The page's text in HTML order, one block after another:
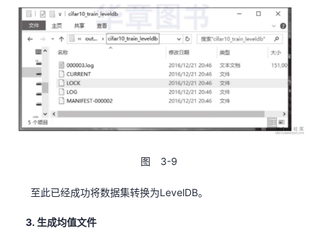
图 3-9
至此已经成功将数据集转换为LevelDB。
3. 生成均值文件